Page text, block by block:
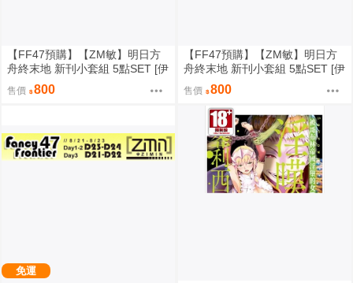
【FF47預購】【ZM敏】明日方
舟終末地 新刊小套組 5點SET [伊
馮][洛西][莊芳宜]
售價 800
【FF47預購】【ZM敏】明日方
舟終末地 新刊小套組 5點SET [伊
馮][洛西][莊芳宜]
售價 800
免運